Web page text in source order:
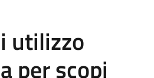
utilizzo
per scopi